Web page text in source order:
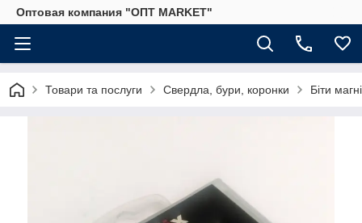
Оптовая компания "ОПТ MARKET"
Товари та послуги Свердла, бури, коронки Біти